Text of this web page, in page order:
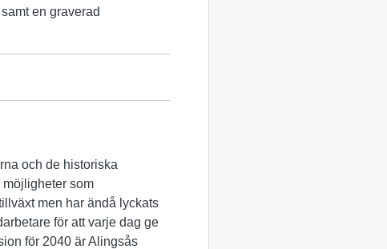
en graverad
och de historiska
som
men har ändå lyckats
för att varje dag ge
för 2040 är Alingsås